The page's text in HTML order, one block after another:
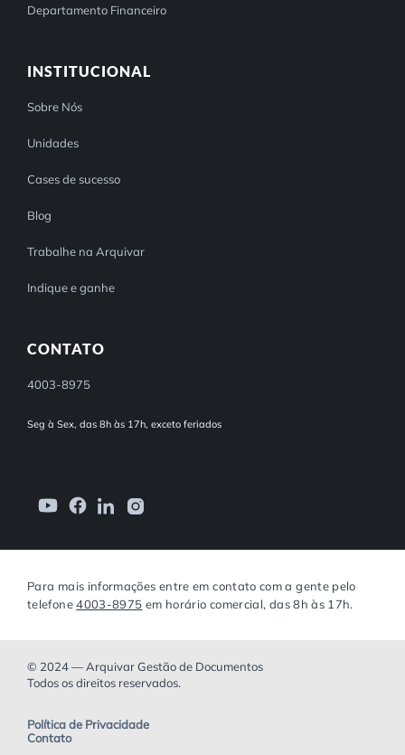
Departamento Financeiro
INSTITUCIONAL
Sobre Nós
Unidades
Cases de sucesso
Blog
Trabalhe na Arquivar
Indique e ganhe
CONTATO
4003-8975
Seg à Sex, das 8h às 17h, exceto feriados
Para mais informações entre em contato com a gente pelo
telefone4003-8975 em horário comercial, das 8h às 17h.
© 2024 — Arquivar Gestão de Documentos
Todos os direitos reservados.
Política de Privacidade
Contato